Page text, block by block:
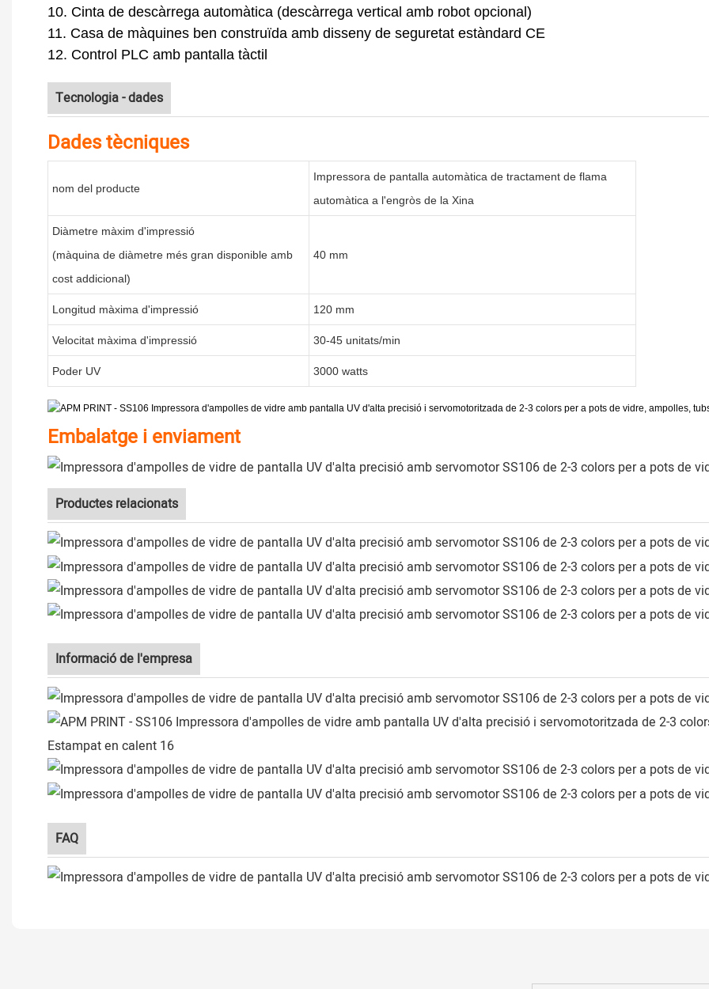
10. Cinta de descàrrega automàtica (descàrrega vertical amb robot opcional)
11. Casa de màquines ben construïda amb disseny de seguretat estàndard CE
12. Control PLC amb pantalla tàctil
Tecnologia - dades
Dades tècniques
nom del producte
Impressora de pantalla automàtica de tractament de flama
automàtica a l'engròs de la Xina
Diàmetre màxim d'impressió
(màquina de diàmetre més gran disponible amb
cost addicional)
40 mm
Longitud màxima d'impressió 120 mm
Velocitat màxima d'impressió 30-45 unitats/min
Poder UV 3000 watts
Embalatge i enviament
Productes relacionats
Informació de l'empresa
FAQ